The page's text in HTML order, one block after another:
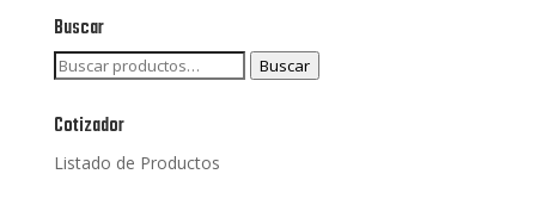
Buscar
Buscar
Buscar
Cotizador
Listado de Productos